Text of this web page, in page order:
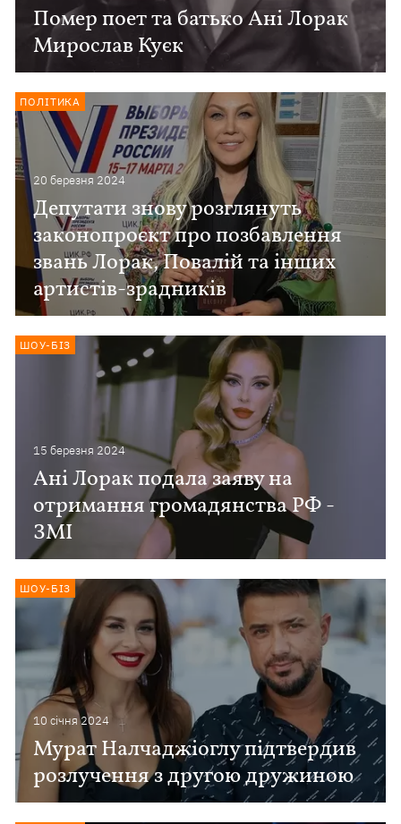
Помер поет та батько Ані Лорак
Мирослав Куєк
20 березня 2024
Депутати знову розглянуть
законопроєкт про позбавлення
звань Лорак, Повалій та інших
артистів-зрадників
ПОЛІТИКА
15 березня 2024
Ані Лорак подала заяву на
отримання громадянства РФ -
ЗМІ
ШОУ-БІЗ
10 сiчня 2024
Мурат Налчаджіоглу підтвердив
розлучення з другою дружиною
ШОУ-БІЗ